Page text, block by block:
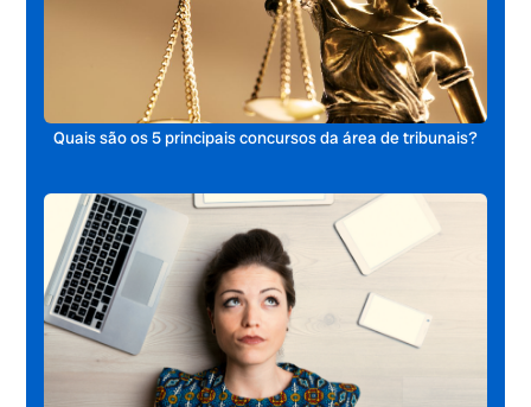
Quais são os 5 principais concursos da área de tribunais?